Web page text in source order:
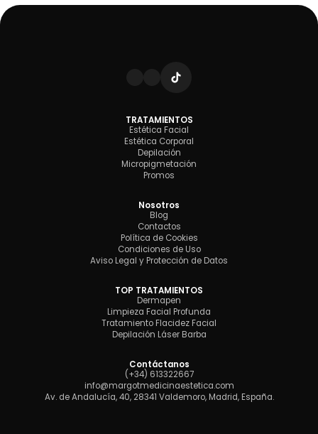
TRATAMIENTOS
Estética Facial
Estética Corporal
Depilación
Micropigmetación
Promos
Nosotros
Blog
Contactos
Política de Cookies
Condiciones de Uso
Aviso Legal y Protección de Datos
TOP TRATAMIENTOS
Dermapen
Limpieza Facial Profunda
Tratamiento Flacidez Facial
Depilación Láser Barba
Contáctanos
(+34) 613322667
info@margotmedicinaestetica.com
Av. de Andalucía, 40, 28341 Valdemoro, Madrid, España.